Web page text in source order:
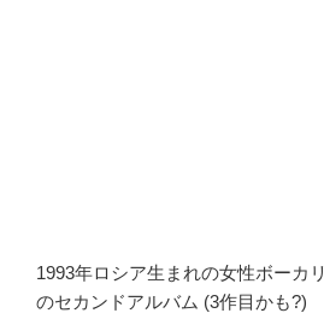
1993年ロシア生まれの女性ボーカ
のセカンドアルバム (3作目かも?)